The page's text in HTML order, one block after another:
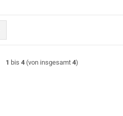
1 bis 4 (von insgesamt 4)